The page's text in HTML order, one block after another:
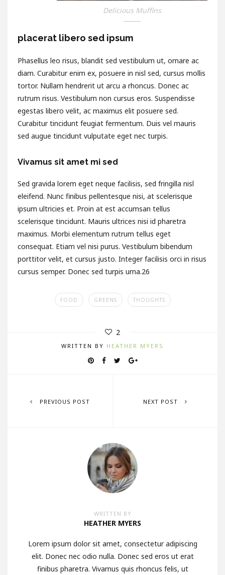
Delicious Muffins
placerat libero sed ipsum
Phasellus leo risus, blandit sed vestibulum ut, ornare ac
diam. Curabitur enim ex, posuere in nisl sed, cursus mollis
tortor. Nullam hendrerit ut arcu a rhoncus. Donec ac
rutrum risus. Vestibulum non cursus eros. Suspendisse
egestas libero velit, ac maximus elit posuere sed.
Curabitur tincidunt feugiat fermentum. Duis vel mauris
sed augue tincidunt vulputate eget nec turpis.
Vivamus sit amet mi sed
Sed gravida lorem eget neque facilisis, sed fringilla nisl
eleifend. Nunc finibus pellentesque nisi, at scelerisque
ipsum ultricies et. Proin at est accumsan tellus
scelerisque tincidunt. Mauris ultrices nisi id pharetra
maximus. Morbi elementum rutrum tellus eget
consequat. Etiam vel nisi purus. Vestibulum bibendum
porttitor velit, et cursus justo. Integer facilisis orci in risus
cursus semper. Donec sed turpis urna.26
FOOD GREENS THOUGHTS
2
WRITTEN BY HEATHER MYERS
PREVIOUS POST NEXT POST
WRITTEN BY
HEATHER MYERS
Lorem ipsum dolor sit amet, consectetur adipiscing
elit. Donec nec odio nulla. Donec sed eros ut erat
finibus pharetra. Vivamus quis rhoncus felis, ut